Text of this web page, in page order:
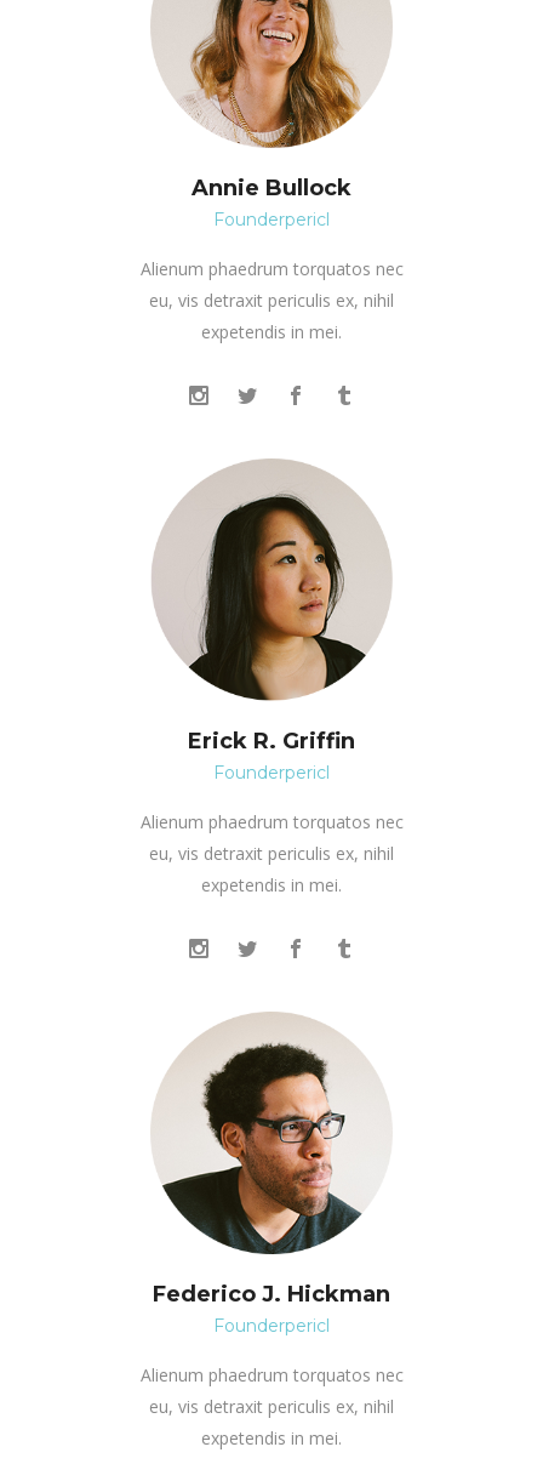
Annie Bullock
Founderpericl
Alienum phaedrum torquatos nec
eu, vis detraxit periculis ex, nihil
expetendis in mei.
Erick R. Griffin
Founderpericl
Alienum phaedrum torquatos nec
eu, vis detraxit periculis ex, nihil
expetendis in mei.
Federico J. Hickman
Founderpericl
Alienum phaedrum torquatos nec
eu, vis detraxit periculis ex, nihil
expetendis in mei.